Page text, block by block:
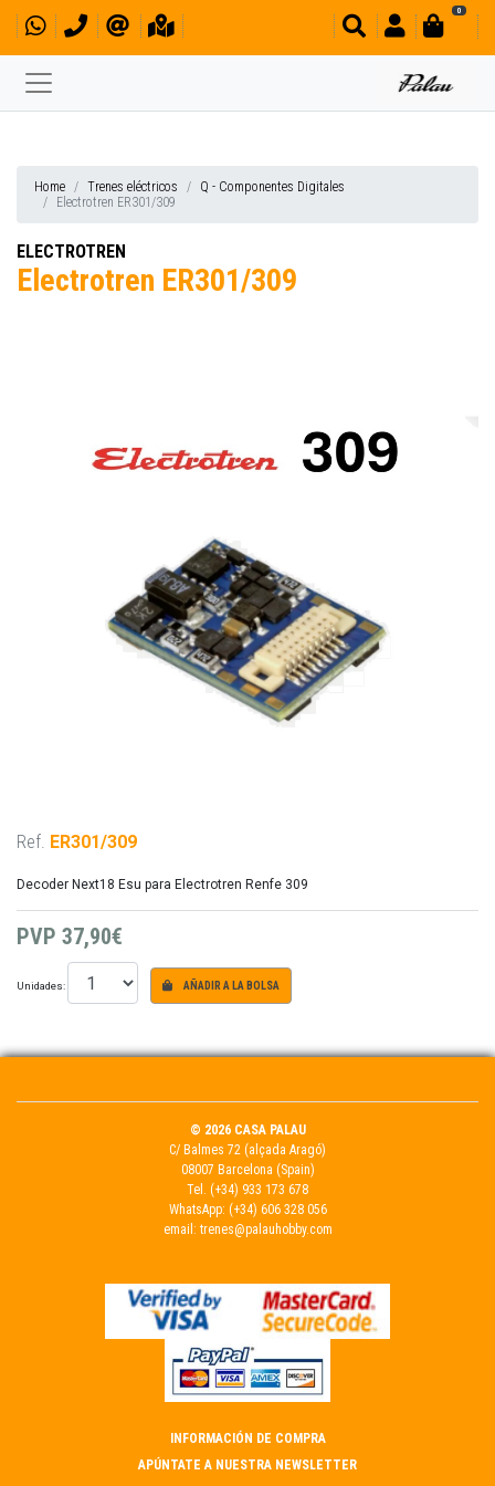
0
Home Trenes eléctricos
Q - Componentes Digitales
Electrotren ER301/309
ELECTROTREN
Electrotren ER301/309
Ref. ER301/309
Decoder Next18 Esu para Electrotren Renfe 309
PVP 37,90€
Unidades: AÑADIR A LA BOLSA
© 2026 CASA PALAU
C/ Balmes 72 (alçada Aragó)
08007 Barcelona (Spain)
Tel. (+34) 933 173 678
WhatsApp: (+34) 606 328 056
email: trenes@palauhobby.com
INFORMACIÓN DE COMPRA
APÚNTATE A NUESTRA NEWSLETTER